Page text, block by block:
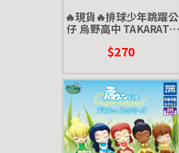
🔥現貨🔥排球少年跳躍公
仔 烏野高中 TAKARATO
影山飛雄 山口忠 月島螢
$270